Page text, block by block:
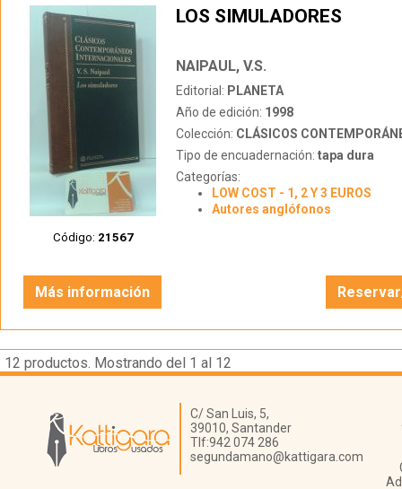
Código: 21567
LOS SIMULADORES
NAIPAUL, V.S.
Editorial: PLANETA
Año de edición: 1998
Colección: CLÁSICOS CONTEMPORÁNEOS
Tipo de encuadernación: tapa dura
Categorías:
LOW COST - 1, 2 Y 3 EUROS
Autores anglófonos
Más información
12 productos. Mostrando del 1 al 12
Librería Kattigara
C/ San Luis, 5,
39010, Santander
Tlf:942 074 286
segundamano@kattigara.com